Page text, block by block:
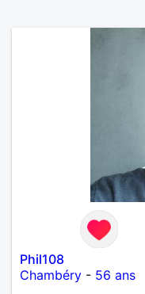
Phil108
Chambéry - 56 ans